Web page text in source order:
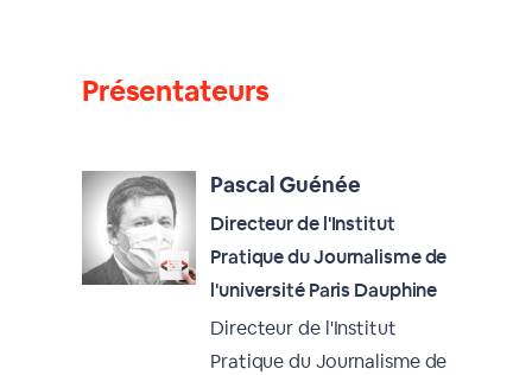
Présentateurs
Pascal Guénée
Directeur de l'Institut
Pratique du Journalisme de
l'université Paris Dauphine
Directeur de l'Institut
Pratique du Journalisme de